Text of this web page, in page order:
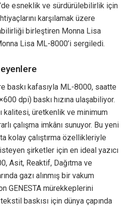
esneklik ve sürdürülebilirlik için
karşılamak üzere
birleştiren Monna Lisa
Lisa ML-8000’i sergiledi.
baskı kafasıyla ML-8000, saatte
dpi) baskı hızına ulaşabiliyor.
kalitesi, üretkenlik ve minimum
çalışma imkânı sunuyor. Bu yeni
kolay çalıştırma özellikleriyle
şirketler için en ideal yazıcı
Asit, Reaktif, Dağıtma ve
gazı alınmış bir vakum
GENESTA mürekkeplerini
baskısı için dünya çapında